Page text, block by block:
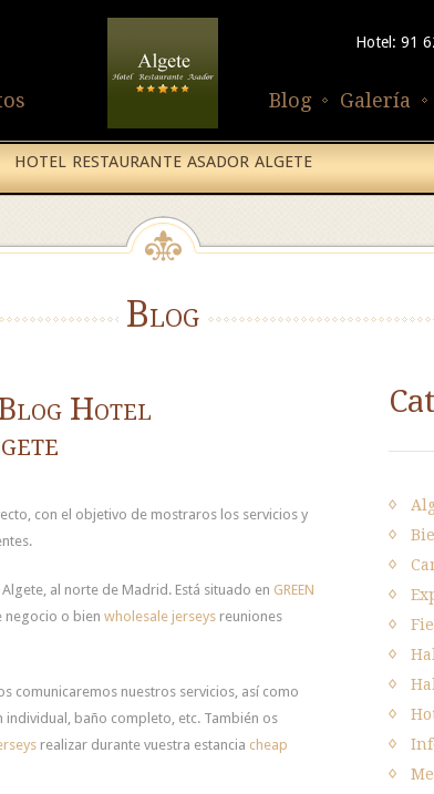
Hotel: 91
Galería
Blog
HOTEL RESTAURANTE ASADOR ALGETE
Blog
Hotel
con el objetivo de mostraros los servicios y
al norte de Madrid. Está situado en GREEN
negocio o bien wholesale jerseys reuniones
comunicaremos nuestros servicios, así como
individual, baño completo, etc. También os
realizar durante vuestra estancia cheap